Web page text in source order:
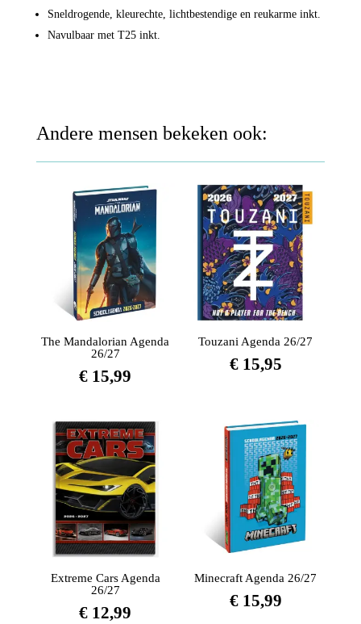
Sneldrogende, kleurechte, lichtbestendige en reukarme inkt.
Navulbaar met T25 inkt.
Andere mensen bekeken ook:
The Mandalorian Agenda
26/27
€ 15,99
Touzani Agenda 26/27
€15,95
Extreme Cars Agenda
26/27
€ 12,99
Minecraft Agenda 26/27
€15,99